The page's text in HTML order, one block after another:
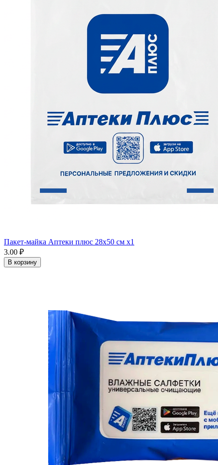
Пакет-майка Аптеки плюс 28х50 см x1
3.00 ₽
В корзину